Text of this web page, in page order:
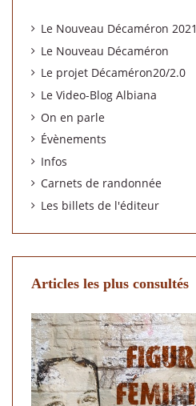
Le Nouveau Décaméron 2021
Le Nouveau Décaméron
Le projet Décaméron20/2.0
Le Video-Blog Albiana
On en parle
Évènements
Infos
Carnets de randonnée
Les billets de l'éditeur
Articles les plus consultés